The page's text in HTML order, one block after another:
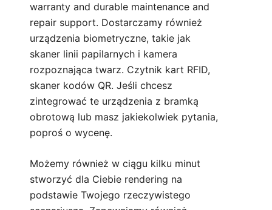
warranty and durable maintenance and
repair support. Dostarczamy również
urządzenia biometryczne, takie jak
skaner linii papilarnych i kamera
rozpoznająca twarz. Czytnik kart RFID,
skaner kodów QR. Jeśli chcesz
zintegrować te urządzenia z bramką
obrotową lub masz jakiekolwiek pytania,
poproś o wycenę.
Możemy również w ciągu kilku minut
stworzyć dla Ciebie rendering na
podstawie Twojego rzeczywistego